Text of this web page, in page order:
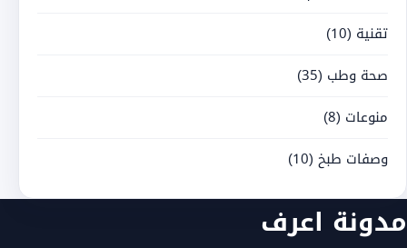
تقنية (10)
صحة وطب (35)
منوعات (8)
وصفات طبخ (10)
مدونة اعرف